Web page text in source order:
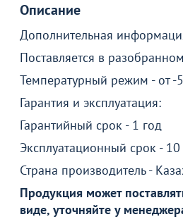
Описание
Дополнительная
Поставляется в
Температурный режим - от -
Гарантия и эксплуатация:
Гарантийный срок - 1 год
Эксплуатационный срок - 10
Страна производитель -
Продукция может
виде, уточняйте у
Товар в корзине
Лаунж стол Лина
1 990